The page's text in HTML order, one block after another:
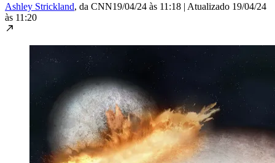
Ashley Strickland, da CNN19/04/24 às 11:18 | Atualizado 19/04/24
às 11:20